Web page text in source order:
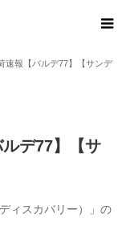
速報【バルデ77】【サンデ
デ77】【サ
ィスカバリー）」の